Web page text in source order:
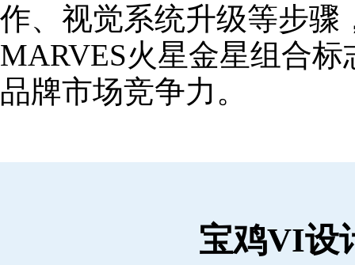
作、视觉系统升级等步
MARVES火星金星组合
品牌市场竞争力。
宝鸡VI设